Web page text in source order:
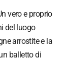
vero e proprio
del luogo
arrostite e la
balletto di